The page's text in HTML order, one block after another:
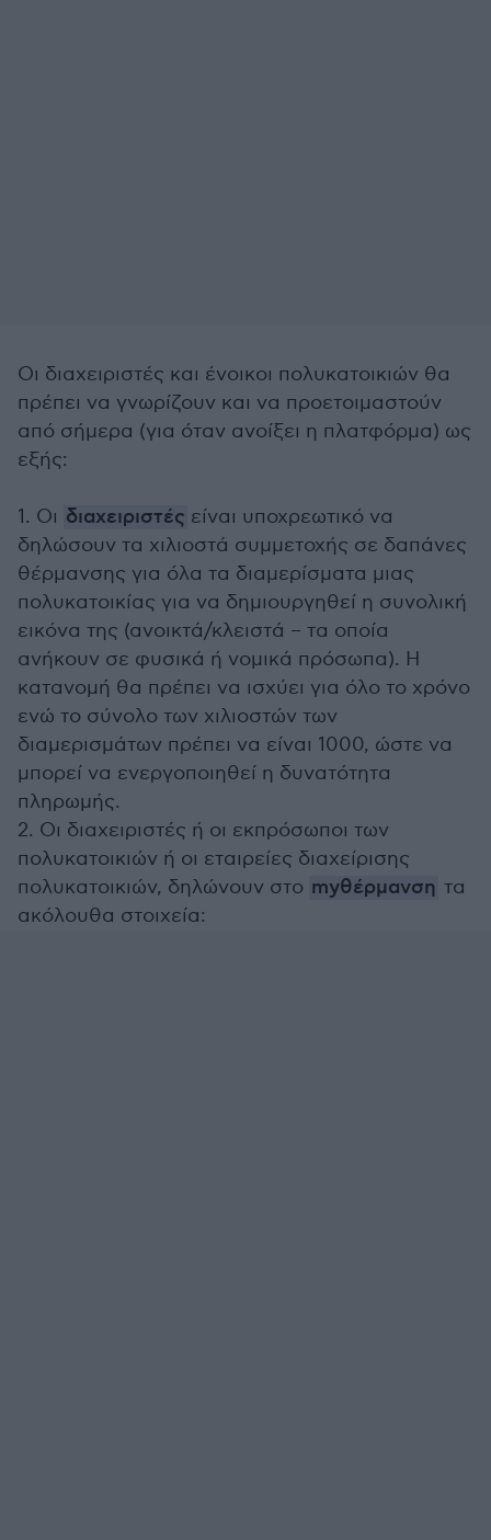
Οι διαχειριστές και ένοικοι πολυκατοικιών θα
πρέπει να γνωρίζουν και να προετοιμαστούν
από σήμερα (για όταν ανοίξει η πλατφόρμα) ως
εξής:
1. Οι διαχειριστές είναι υποχρεωτικό να
δηλώσουν τα χιλιοστά συμμετοχής σε δαπάνες
θέρμανσης για όλα τα διαμερίσματα μιας
πολυκατοικίας για να δημιουργηθεί η συνολική
εικόνα της (ανοικτά/κλειστά – τα οποία
ανήκουν σε φυσικά ή νομικά πρόσωπα). Η
κατανομή θα πρέπει να ισχύει για όλο το χρόνο
ενώ το σύνολο των χιλιοστών των
διαμερισμάτων πρέπει να είναι 1000, ώστε να
μπορεί να ενεργοποιηθεί η δυνατότητα
πληρωμής.
2. Οι διαχειριστές ή οι εκπρόσωποι των
πολυκατοικιών ή οι εταιρείες διαχείρισης
πολυκατοικιών, δηλώνουν στο myθέρμανση τα
ακόλουθα στοιχεία: